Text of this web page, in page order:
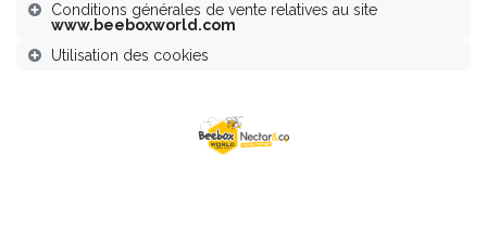
Conditions générales de vente relatives au site
www.beeboxworld.com
Utilisation des cookies